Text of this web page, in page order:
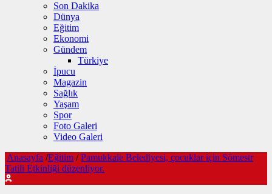
Son Dakika
Dünya
Eğitim
Ekonomi
Gündem
Türkiye
İpucu
Magazin
Sağlık
Yaşam
Spor
Foto Galeri
Video Galeri
Anasayfa /Eğitim / Pamukkale Belediyesi, çocuklar için Sömestr
Tatili Etkinliği düzenliyor.